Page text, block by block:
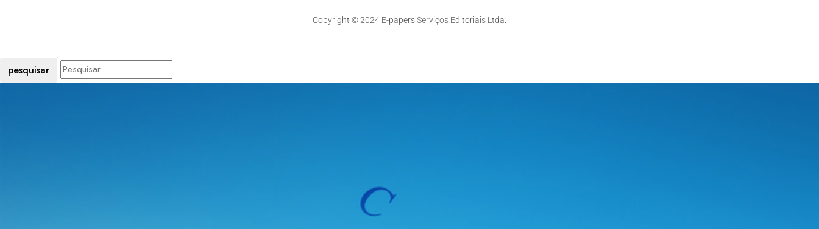
Copyright © 2024 E-papers Serviços Editoriais Ltda.
pesquisar